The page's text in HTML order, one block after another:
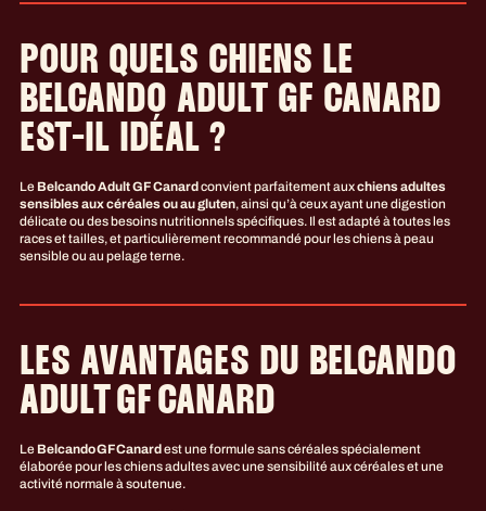
POUR QUELS CHIENS LE
BELCANDO ADULT GF CANARD
EST-IL IDÉAL ?
Le Belcando Adult GF Canardconvient parfaitement auxchiens adultes
sensibles aux céréales ou au gluten, ainsi qu’à ceux ayant une digestion
délicate ou des besoins nutritionnels spécifiques. Il est adapté à toutes les
races et tailles, et particulièrement recommandé pour les chiens à peau
sensible ou au pelage terne.
LES AVANTAGES DU BELCANDO
ADULT GF CANARD
Le Belcando GF Canardest une formule sans céréales spécialement
élaborée pour les chiens adultes avec une sensibilité aux céréales et une
activité normale à soutenue.